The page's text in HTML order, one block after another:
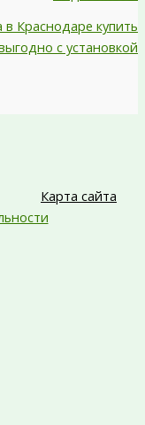
Краснодаре купить
с установкой
Карта сайта